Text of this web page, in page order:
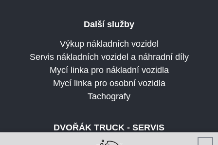
Další služby
Výkup nákladních vozidel
Servis nákladních vozidel a náhradní díly
Mycí linka pro nákladní vozidla
Mycí linka pro osobní vozidla
Tachografy
DVOŘÁK TRUCK - SERVIS